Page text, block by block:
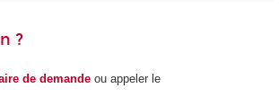
?
de demandeou appeler le